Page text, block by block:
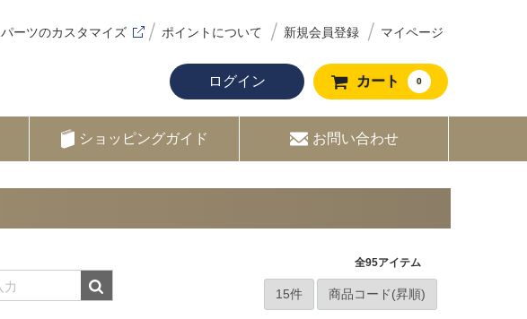
パーツのカスタマイズ ポイントについて 新規会員登録 マイページ
カート 0
ログイン
ショッピングガイド お問い合わせ
全95アイテム